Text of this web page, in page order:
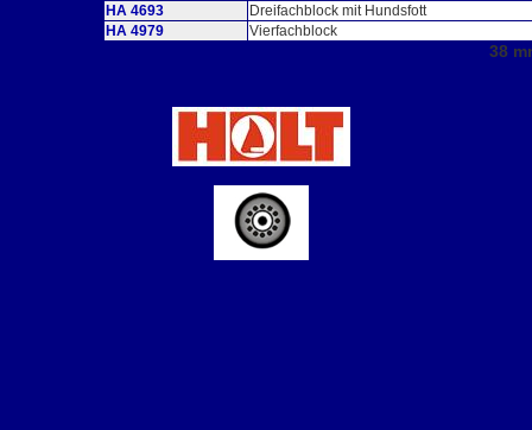
HA 4693
Dreifachblock mit Hundsfott
HA 4979
Vierfachblock
38